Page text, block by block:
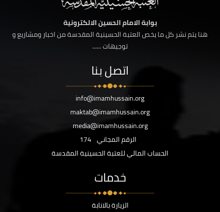
بوابة الامام الحسين الالكترونية
هنا يتم نشر كل ما يخص العتبة الحسينية المقدسة من اخبار ومشاريع و
توجيهات ......
اتصل بنا
info@imamhussain.org
maktab@imamhussain.org
media@imamhussain.org
الرقم المجاني 174
الحساب المالي للعتبة الحسينية المقدسة
خدمات
الزيارة بالانابة